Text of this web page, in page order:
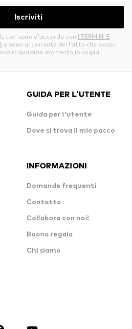
Iscriviti
sono d’accordo con I TERMINI E
e sono al corrente del fatto che posso
in qualsiasi momento io voglia.
GUIDA PER L'UTENTE
Guida per l'utente
Dove si trova il mio pacco
INFORMAZIONI
Domande frequenti
Contatto
Collabora con noi!
Buono regalo
Chi siamo